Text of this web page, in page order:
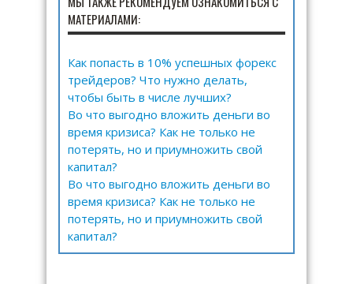
МАТЕРИАЛАМИ:
Как попасть в 10% успешных форекс
трейдеров? Что нужно делать,
чтобы быть в числе лучших?
Во что выгодно вложить деньги во
время кризиса? Как не только не
потерять, но и приумножить свой
капитал?
Во что выгодно вложить деньги во
время кризиса? Как не только не
потерять, но и приумножить свой
капитал?